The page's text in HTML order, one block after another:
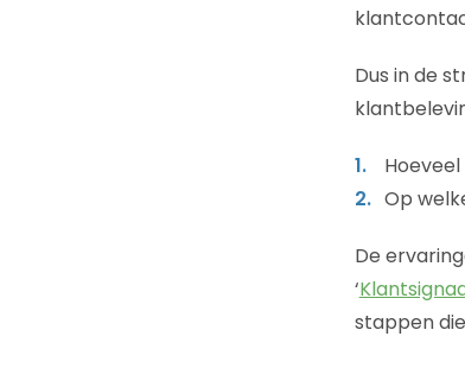
Dus in de
Op
De
‘
stappen